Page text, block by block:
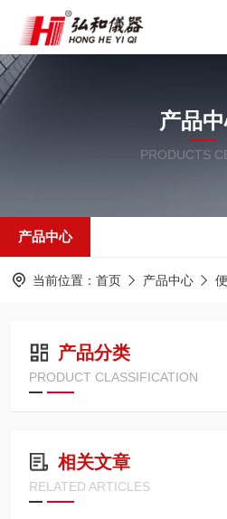
产品
PRODUCTS
产品中心
当前位置： 首页 产品中心
产品分类
PRODUCT CLASSIFICATION
相关文章
RELATED ARTICLES